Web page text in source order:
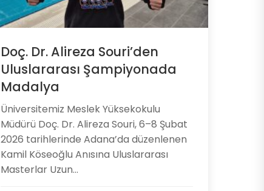
Doç. Dr. Alireza Souri’den
Uluslararası Şampiyonada
Madalya
Üniversitemiz Meslek Yüksekokulu
Müdürü Doç. Dr. Alireza Souri, 6–8 Şubat
2026 tarihlerinde Adana’da düzenlenen
Kamil Köseoğlu Anısına Uluslararası
Masterlar Uzun...